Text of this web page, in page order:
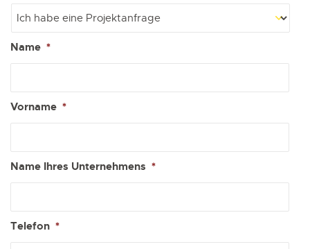
Name *
Vorname *
Name Ihres Unternehmens *
Telefon *